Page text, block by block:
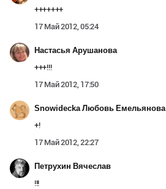
+++++++
17 Май 2012, 05:24
Настасья Арушанова
+++!!!
17 Май 2012, 17:50
Snowidecka Любовь Емельянова
+!
17 Май 2012, 22:27
Петрухин Вячеслав
!!!